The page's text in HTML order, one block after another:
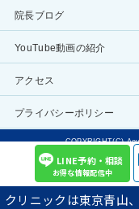
院長ブログ
YouTube動画の紹介
アクセス
プライバシーポリシー
COPYRIGHT(C)
LINE予約・相談
お得な情報配信中
クリニックは東京青山